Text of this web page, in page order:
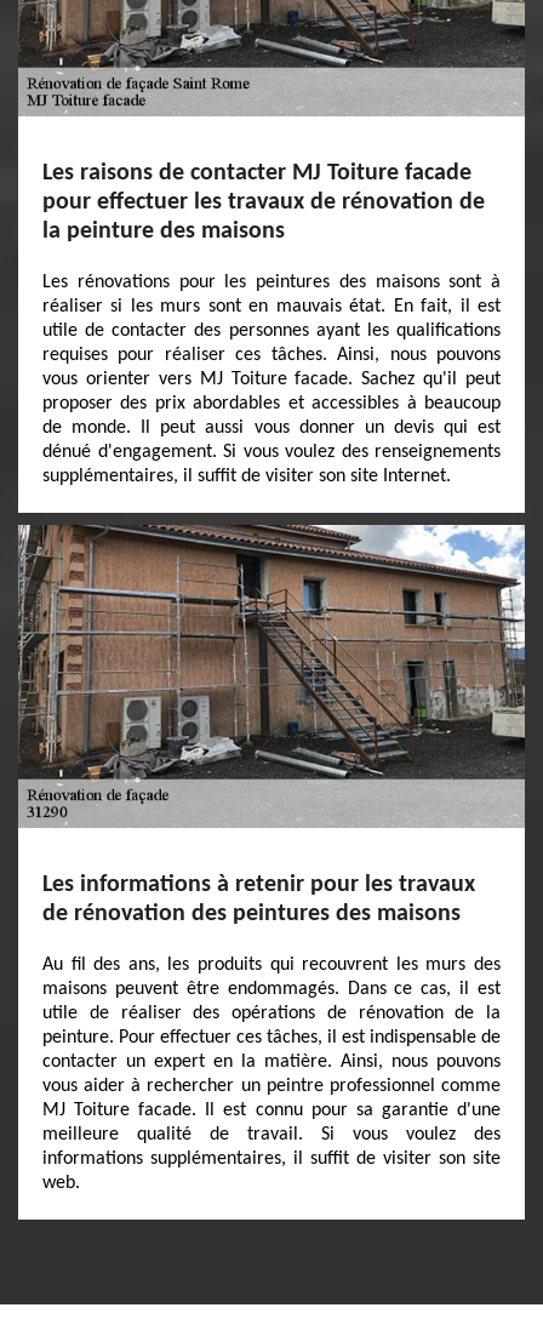
Les raisons de contacter MJ Toiture facade
pour effectuer les travaux de rénovation de
la peinture des maisons
Les rénovations pour les peintures des maisons sont à
réaliser si les murs sont en mauvais état. En fait, il est
utile de contacter des personnes ayant les qualifications
requises pour réaliser ces tâches. Ainsi, nous pouvons
vous orienter vers MJ Toiture facade. Sachez qu'il peut
proposer des prix abordables et accessibles à beaucoup
de monde. Il peut aussi vous donner un devis qui est
dénué d'engagement. Si vous voulez des renseignements
supplémentaires, il suffit de visiter son site Internet.
Les informations à retenir pour les travaux
de rénovation des peintures des maisons
Au fil des ans, les produits qui recouvrent les murs des
maisons peuvent être endommagés. Dans ce cas, il est
utile de réaliser des opérations de rénovation de la
peinture. Pour effectuer ces tâches, il est indispensable de
contacter un expert en la matière. Ainsi, nous pouvons
vous aider à rechercher un peintre professionnel comme
MJ Toiture facade. Il est connu pour sa garantie d'une
meilleure qualité de travail. Si vous voulez des
informations supplémentaires, il suffit de visiter son site
web.